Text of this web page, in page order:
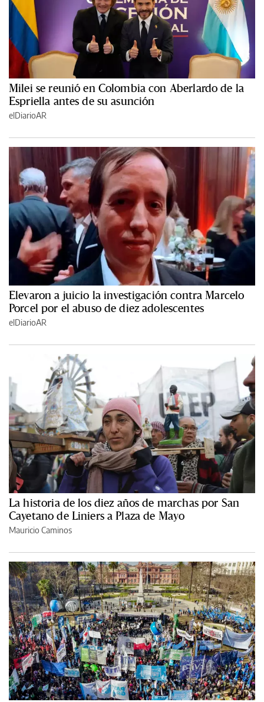
Milei se reunió en Colombia con Aberlardo de la
Espriella antes de su asunción
elDiarioAR
Elevaron a juicio la investigación contra Marcelo
Porcel por el abuso de diez adolescentes
elDiarioAR
La historia de los diez años de marchas por San
Cayetano de Liniers a Plaza de Mayo
Mauricio Caminos